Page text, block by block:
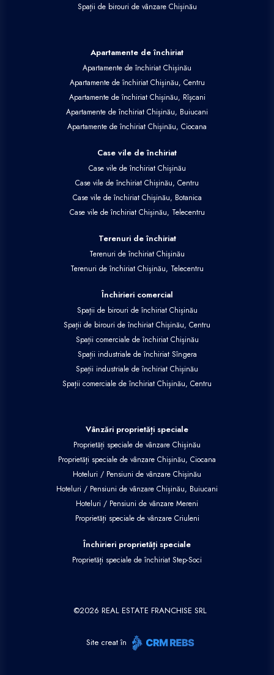
Spații de birouri de vânzare Chișinău
Apartamente de închiriat
Apartamente de închiriat Chișinău
Apartamente de închiriat Chișinău, Centru
Apartamente de închiriat Chișinău, Rîșcani
Apartamente de închiriat Chișinău, Buiucani
Apartamente de închiriat Chișinău, Ciocana
Case vile de închiriat
Case vile de închiriat Chișinău
Case vile de închiriat Chișinău, Centru
Case vile de închiriat Chișinău, Botanica
Case vile de închiriat Chișinău, Telecentru
Terenuri de închiriat
Terenuri de închiriat Chișinău
Terenuri de închiriat Chișinău, Telecentru
Închirieri comercial
Spații de birouri de închiriat Chișinău
Spații de birouri de închiriat Chișinău, Centru
Spații comerciale de închiriat Chișinău
Spații industriale de închiriat Sîngera
Spații industriale de închiriat Chișinău
Spații comerciale de închiriat Chișinău, Centru
Vânzări proprietăți speciale
Proprietăți speciale de vânzare Chișinău
Proprietăți speciale de vânzare Chișinău, Ciocana
Hoteluri / Pensiuni de vânzare Chișinău
Hoteluri / Pensiuni de vânzare Chișinău, Buiucani
Hoteluri / Pensiuni de vânzare Mereni
Proprietăți speciale de vânzare Criuleni
Închirieri proprietăți speciale
Proprietăți speciale de închiriat Step-Soci
©2026 REAL ESTATE FRANCHISE SRL
Site creat în